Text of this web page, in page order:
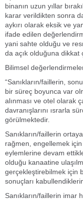
binanın uzun yıllar
karar verildikten sonra
aykırı olarak eksik ve
ifade edilen
yani sahte olduğu ve
da açık olduğuna dikkat
Bilimsel
“Sanıkların/faillerin,
bir süreç boyunca var
alınması ve otel olarak
davranışlarını ısrarla
görülmektedir.
Sanıkların/faillerin
rağmen, engellemek için
eylemlerine devam
olduğu kanaatine
gerçekleştirebilmek için
sonuçları
Sanıkların/faillerin imar